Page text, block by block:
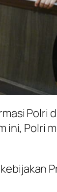
Polri
ini, Polri